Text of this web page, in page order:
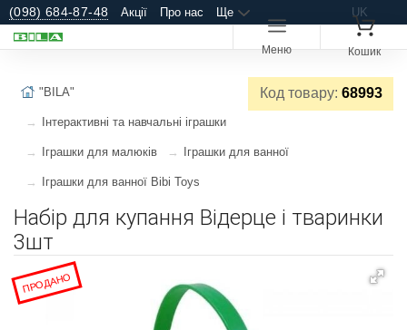
(098) 684-87-48 Акції Про нас Ще UK
Меню Кошик
Код товару: 68993
"BILA"
Інтерактивні та навчальні іграшки
Іграшки для малюків Іграшки для ванної
Іграшки для ванної Bibi Toys
Набір для купання Відерце і тваринки
3шт
ПРОДАНО